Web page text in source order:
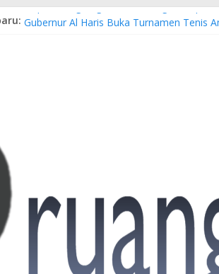
Siap Dukung Kegiatan Hulu Migas,